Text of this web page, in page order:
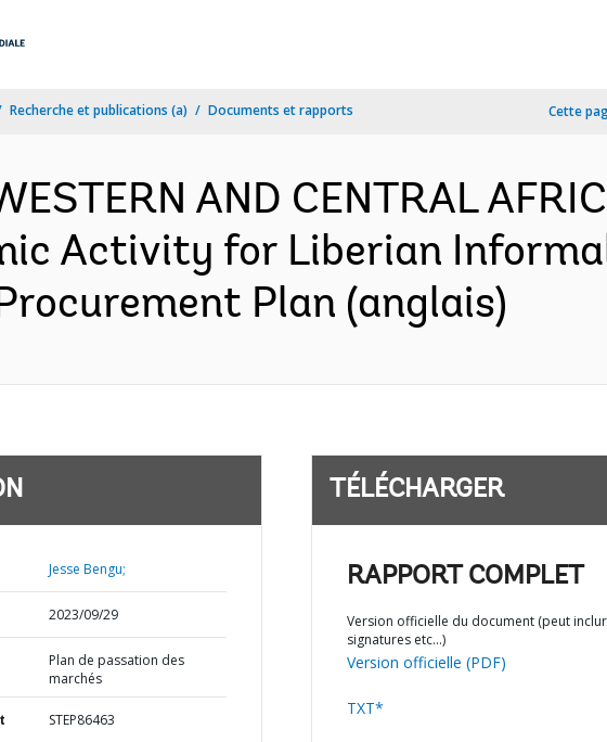
Recherche et publications (a) Documents et rapports Cette
AND CENTRAL
Activity for Liberian
Plan (anglais)
Jesse Bengu;
2023/09/29
Plan de passation des
marchés
STEP86463
TÉLÉCHARGER
RAPPORT COMPLET
Version officielle du document (peut
signatures etc…)
Version officielle (PDF)
TXT*